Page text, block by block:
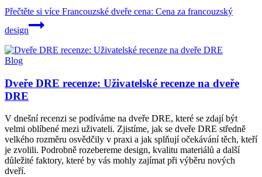
Přečtěte si více Francouzské dveře cena: Cena za francouzský
design
Blog
Dveře DRE recenze: Uživatelské recenze na dveře
DRE
V dnešní recenzi se podíváme na dveře DRE, které se zdají být
velmi oblíbené mezi uživateli. Zjistíme, jak se dveře DRE středně
velkého rozměru osvědčily v praxi a jak splňují očekávání těch, kteří
je zvolili. Podrobně rozebereme design, kvalitu materiálů a další
důležité faktory, které by vás mohly zajímat při výběru nových
dveří.